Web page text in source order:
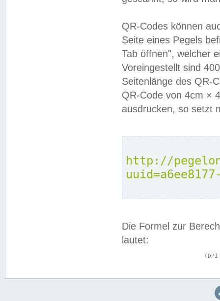
QR-Codes können
Seite eines Pegels
Tab öffnen", welcher
Voreingestellt sind
Seitenlänge des QR-
QR-Code von 4cm ×
ausdrucken, so setzt
http://
Die Formel zur
lautet: